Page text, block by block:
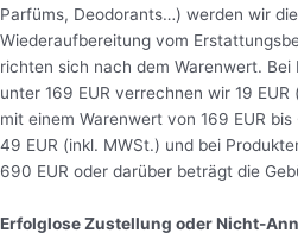
Parfüms, Deodorants…) werden wir
Wiederaufbereitung vom
richten sich nach dem Warenwert.
unter 169 EUR verrechnen wir 19
mit einem Warenwert von 169 EUR
49 EUR (inkl. MWSt.) und bei
690 EUR oder darüber beträgt die
Erfolglose Zustellung oder Nicht-